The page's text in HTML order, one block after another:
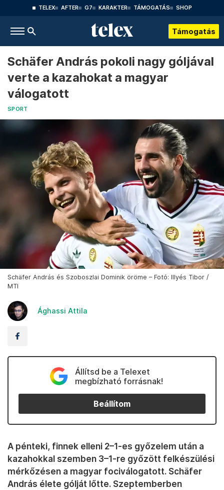
TELEX AFTER G7 KARAKTER TÁMOGATÁS SHOP
Támogatás
Schäfer András pokoli nagy góljával
verte a kazahokat a magyar
válogatott
SPORT
Schäfer András és Szoboszlai Dominik öröme – Fotó: Illyés Tibor /
MTI
Ághassi Attila
Állítsd be a Telexet
megbízható forrásnak!
Beállítom
A pénteki, finnek elleni 2–1-es győzelem után a
kazahokkal szemben 3–1-re győzött felkészülési
mérkőzésen a magyar fociválogatott. Schäfer
András élete gólját lőtte. Szeptemberben